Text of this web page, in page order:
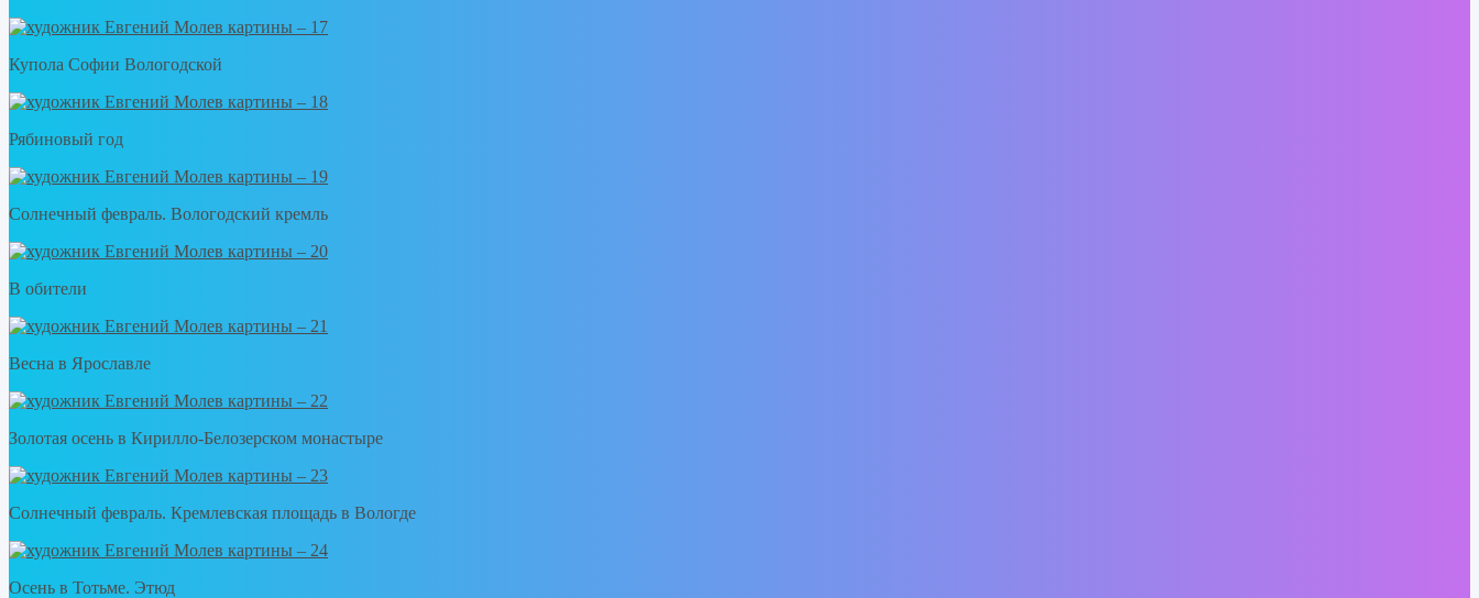
Купола Софии Вологодской
Рябиновый год
Солнечный февраль. Вологодский кремль
В обители
Весна в Ярославле
Золотая осень в Кирилло-Белозерском монастыре
Солнечный февраль. Кремлевская площадь в Вологде
Осень в Тотьме. Этюд